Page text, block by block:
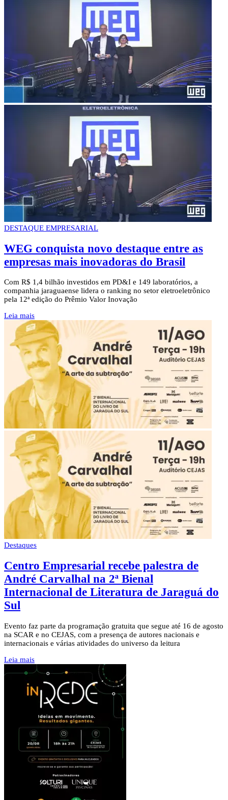
DESTAQUE EMPRESARIAL
WEG conquista novo destaque entre as
empresas mais inovadoras do Brasil
Com R$ 1,4 bilhão investidos em PD&I e 149 laboratórios, a
companhia jaraguaense lidera o ranking no setor eletroeletrônico
pela 12ª edição do Prêmio Valor Inovação
Leia mais
Destaques
Centro Empresarial recebe palestra de
André Carvalhal na 2ª Bienal
Internacional de Literatura de Jaraguá do
Sul
Evento faz parte da programação gratuita que segue até 16 de agosto
na SCAR e no CEJAS, com a presença de autores nacionais e
internacionais e várias atividades do universo da leitura
Leia mais